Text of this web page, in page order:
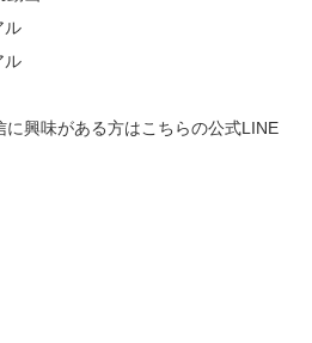
ル
ル
興味がある方はこちらの公式LINE